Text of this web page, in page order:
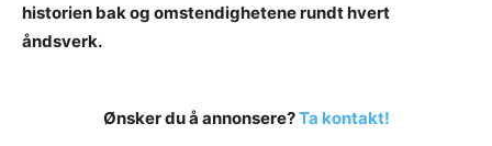
historien bak og omstendighetene rundt hvert
åndsverk.
Ønsker du å annonsere?Ta kontakt!